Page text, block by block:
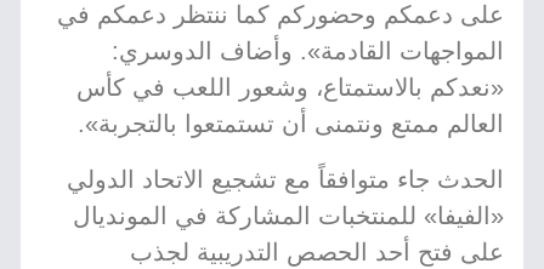
على دعمكم وحضوركم كما ننتظر دعمكم في
المواجهات القادمة». وأضاف الدوسري:
«نعدكم بالاستمتاع، وشعور اللعب في كأس
العالم ممتع ونتمنى أن تستمتعوا بالتجربة».
الحدث جاء متوافقاً مع تشجيع الاتحاد الدولي
«الفيفا» للمنتخبات المشاركة في المونديال
على فتح أحد الحصص التدريبية لجذب